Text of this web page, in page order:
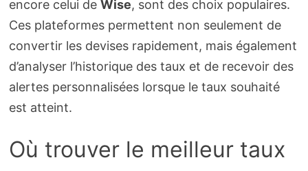
encore celui de Wise, sont des choix populaires.
Ces plateformes permettent non seulement de
convertir les devises rapidement, mais également
d’analyser l’historique des taux et de recevoir des
alertes personnalisées lorsque le taux souhaité
est atteint.
Où trouver le meilleur taux